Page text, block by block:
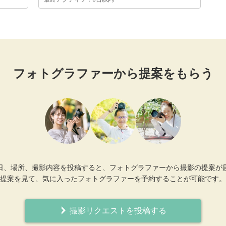
フォトグラファーから提案をもらう
、場所、撮影内容を投稿すると、フォトグラファーから撮影の提案が
提案を見て、気に入ったフォトグラファーを予約することが可能です。
撮影リクエストを投稿する